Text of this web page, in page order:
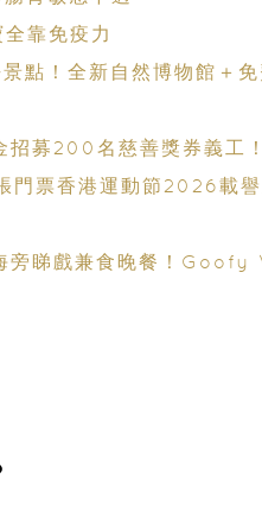
靠免疫力
點！全新自然博物館＋
招募200名慈善獎券義工
票香港運動節2026載譽
海旁睇戲兼食晚餐！